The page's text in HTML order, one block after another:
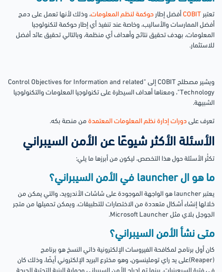
تعتبر COBIT أفضل إطار حوكمة لنظم المعلومات، وذلك لأنها تعمل على دمج
أفضل الممارسات والأساليب، وخاصة عند تنفيذ أي إطار حوكمة لتكنولوجيا
المعلومات، بهدف تحقيق نتائج وأهداف أي منظمة، وبالتالي تحقيق عائد أفضل
للاستثمار.
ويشير مصطلح COBIT إلى "Control Objectives for Information and related
Technology"، ومعناها أهداف السيطرة على تكنولوجيا المعلومات والتكنولوجيا
الشبيهة.
تعرف على دورات إدارة نظم المعلومات المعتمدة من منصة بكه.
الأسئلة الأكثر شيوعًا عن الأمن السيبراني
تكثُر الأسئلة حول هذا التخصص، ليكون من أبرزها ما يلي:
ما هو ال launcher في الأمن السيبراني؟
يعتبر launcher هو الواجهة الموجودة على شاشات الأندرويد، والتي يمكن من
خلالها إنشاء أشكال متعددة من الاختصارات للتطبيقات. ويمكن تحميلها من متجر
الجوجل بلاي مثل Microsoft Launcher.
متى نشأ الأمن السيبراني؟
كان أول برنامج لمكافحة الفيروسات الإلكترونية ذاتي النسخ هو برنامج
(Reaper)على يد راي توملينسون، وهو مخترع البريد الإلكتروني أيضًا، وذلك كان